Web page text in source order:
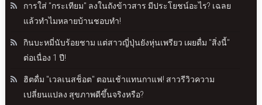
การใส่ "กระเทียม" ลงในถังข้าวสาร มีประโยชน์อะไร? เฉลย
แล้วทำไมหลายบ้านชอบทำ!
กินบะหมี่นับร้อยชาม แต่สาวญี่ปุ่นยังหุ่นเพรียว เผยดื่ม "สิ่งนี้"
ต่อเนื่อง 1 ปี!
ฮิตดื่ม "เวลเนสช็อต" ตอนเช้าแทนกาแฟ! สาวรีวิวความ
เปลี่ยนแปลง สุขภาพดีขึ้นจริงหรือ?